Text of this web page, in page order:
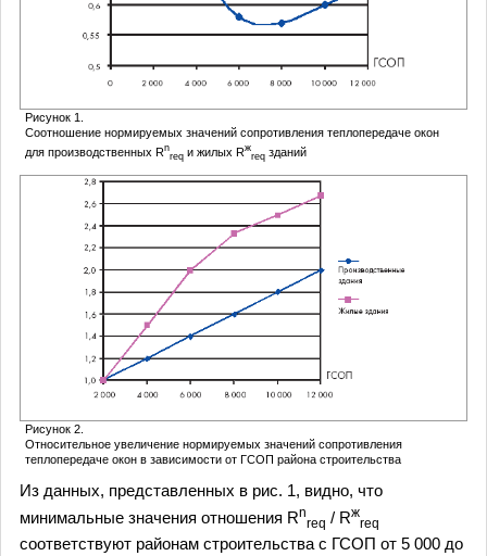
Рисунок 1.
Соотношение нормируемых значений сопротивления теплопередаче окон
для производственных Rn
req и жилых Rж
req зданий
Рисунок 2.
Относительное увеличение нормируемых значений сопротивления
теплопередаче окон в зависимости от ГСОП района строительства
Из данных, представленных в рис. 1, видно, что
минимальные значения отношения Rn
req / Rж
req
соответствуют районам строительства с ГСОП от 5 000 до